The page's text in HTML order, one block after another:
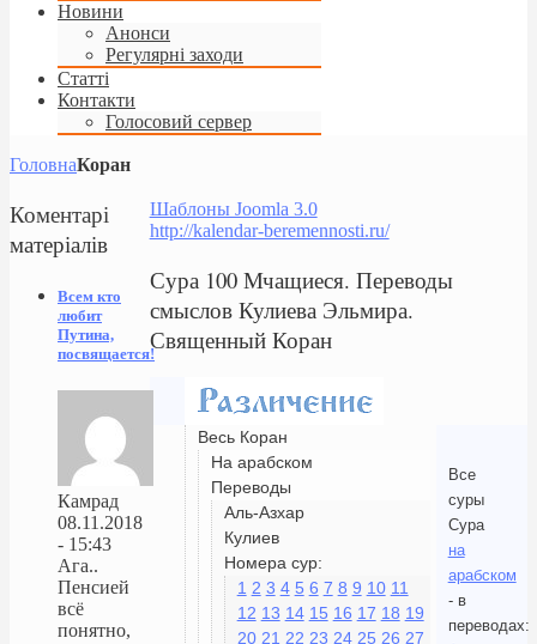
Новини
Анонси
Регулярні заходи
Статті
Контакти
Голосовий сервер
ГоловнаКоран
Шаблоны Joomla 3.0
http://kalendar-beremennosti.ru/
Сура 100 Мчащиеся. Переводы
смыслов Кулиева Эльмира.
Священный Коран
Весь Коран
На арабском
Переводы
Аль-Азхар
Кулиев
Номера сур:
1 2 3 4 5 6 7 8 9 10 11
12 13 14 15 16 17 18 19
20 21 22 23 24 25 26 27
Все
суры
Сура
на
арабском
- в
переводах:
Коментарі
матеріалів
Всем кто
любит
Путина,
посвящается!
Камрад
08.11.2018
- 15:43
Ага..
Пенсией
всё
понятно,